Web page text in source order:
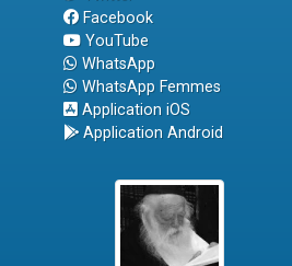
Facebook
YouTube
WhatsApp
WhatsApp Femmes
Application iOS
Application Android